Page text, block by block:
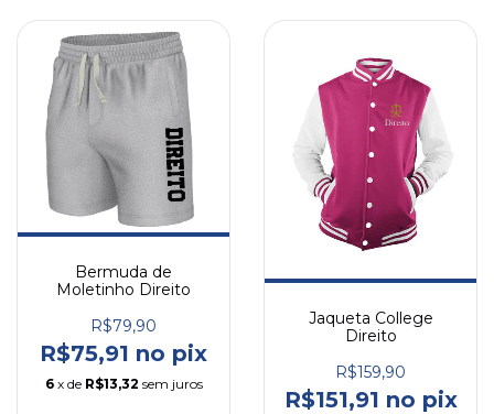
Bermuda de
Moletinho Direito
R$79,90
R$75,91 no pix
6 x de R$13,32 sem juros
Jaqueta College
Direito
R$159,90
R$151,91 no pix